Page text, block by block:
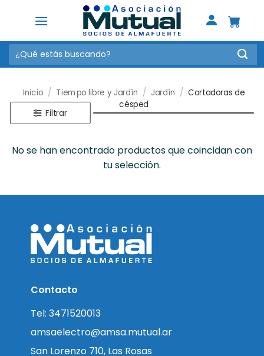
Buscar
por:
Inicio / Tiempo libre y Jardín / Jardín / Cortadoras de
césped
Filtrar
No se han encontrado productos que coincidan con
tu selección.
Contacto
Tel: 3471520013
amsaelectro@amsa.mutual.ar
San Lorenzo 710, Las Rosas